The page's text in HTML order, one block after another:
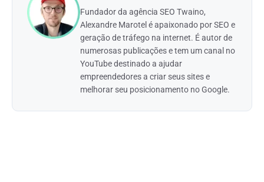
Fundador da agência SEO Twaino,
Alexandre Marotel é apaixonado por SEO e
geração de tráfego na internet. É autor de
numerosas publicações e tem um canal no
YouTube destinado a ajudar
empreendedores a criar seus sites e
melhorar seu posicionamento no Google.